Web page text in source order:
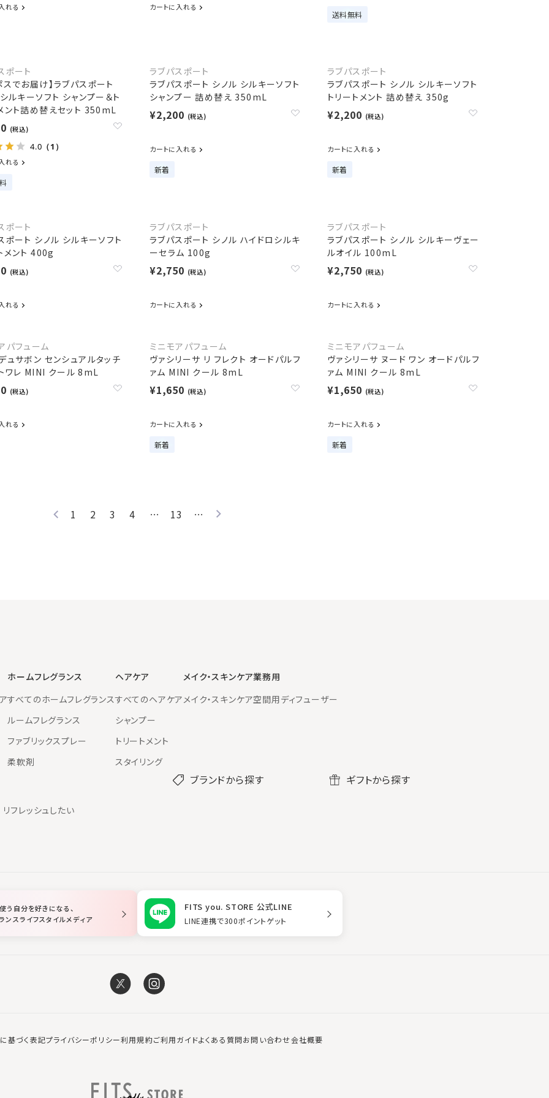
れる カートに入れる
送料無料
ポート
スでお届け】ラブパスポート
ルキーソフト シャンプー＆ト
ント詰め替えセット 350mL
(税込)
4.0 （1）
れる
ラブパスポート
ラブパスポート シノル シルキーソフト
シャンプー 詰め替え 350mL
¥2,200 (税込)
カートに入れる
新着
ラブパスポート
ラブパスポート シノル シルキーソフト
トリートメント 詰め替え 350g
¥2,200 (税込)
カートに入れる
新着
ポート
ポート シノル シルキーソフト
メント 400g
(税込)
れる
ラブパスポート
ラブパスポート シノル ハイドロシルキ
ーセラム 100g
¥2,750 (税込)
カートに入れる
ラブパスポート
ラブパスポート シノル シルキーヴェー
ルオイル 100mL
¥2,750 (税込)
カートに入れる
パフューム
ュサボン センシュアルタッチ
ワレ MINI クール 8mL
(税込)
れる
ミニモアパフューム
ヴァシリーサ リ フレクト オードパルフ
ァム MINI クール 8mL
¥1,650 (税込)
カートに入れる
新着
ミニモアパフューム
ヴァシリーサ ヌード ワン オードパルフ
ァム MINI クール 8mL
¥1,650 (税込)
カートに入れる
新着
1 2 3 4 … 13 …
ホームフレグランス
すべてのホームフレグランス
ルームフレグランス
ファブリックスプレー
柔軟剤
ヘアケア
すべてのヘアケア
シャンプー
トリートメント
スタイリング
メイク・スキンケア
メイク・スキンケア
業務用
空間用ディフューザー
リフレッシュしたい
ブランドから探す ギフトから探す
う自分を好きになる、
ンスライフスタイルメディア
FITS you. STORE 公式LINE
LINE連携で300ポイントゲット
基づく表記プライバシーポリシー利用規約ご利用ガイドよくある質問お問い合わせ会社概要